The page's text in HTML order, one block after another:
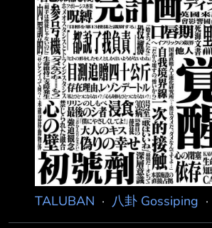
TALUBAN · 八卦 Gossiping ·